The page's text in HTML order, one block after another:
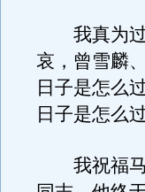
我真为过
哀，曾雪麟
日子是怎么
日子是怎么
我祝福马